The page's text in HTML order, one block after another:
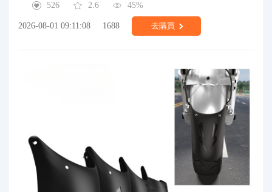
526
2.6 45%
2026-08-01 09:11:08 1688 去購買